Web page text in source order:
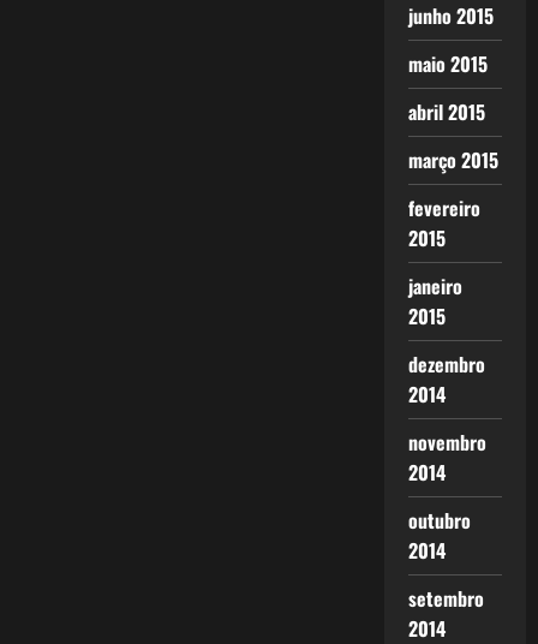
junho 2015
maio 2015
abril 2015
março 2015
fevereiro
2015
janeiro
2015
dezembro
2014
novembro
2014
outubro
2014
setembro
2014